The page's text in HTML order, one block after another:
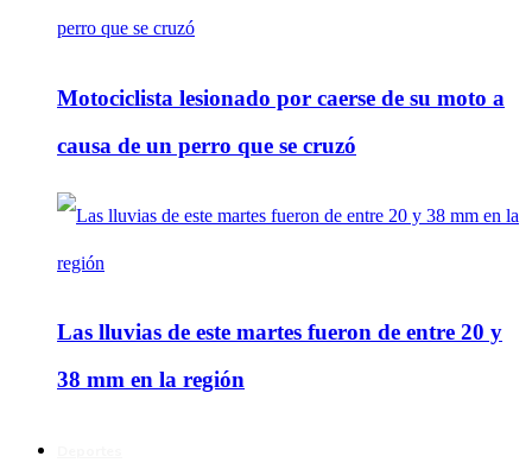
Motociclista lesionado por caerse de su moto a
causa de un perro que se cruzó
Las lluvias de este martes fueron de entre 20 y
38 mm en la región